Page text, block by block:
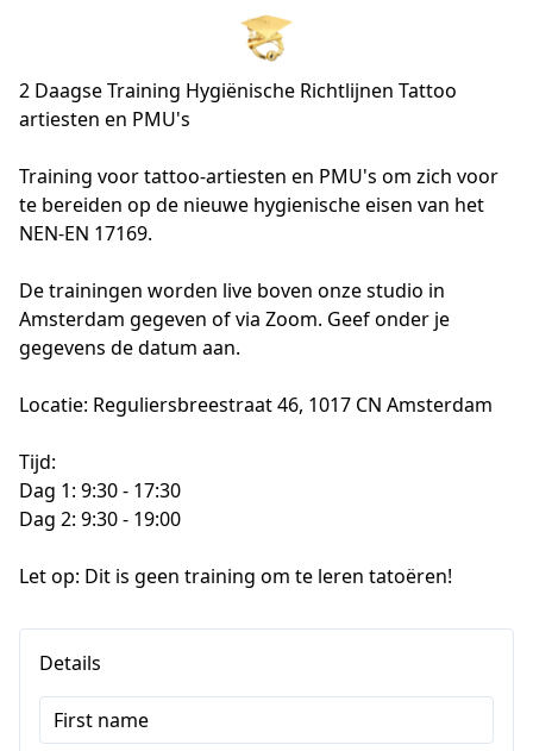
2 Daagse Training Hygiënische Richtlijnen Tattoo
artiesten en PMU's
Training voor tattoo-artiesten en PMU's om zich voor
te bereiden op de nieuwe hygienische eisen van het
NEN-EN 17169.
De trainingen worden live boven onze studio in
Amsterdam gegeven of via Zoom. Geef onder je
gegevens de datum aan.
Locatie: Reguliersbreestraat 46, 1017 CN Amsterdam
Tijd:
Dag 1: 9:30 - 17:30
Dag 2: 9:30 - 19:00
Let op: Dit is geen training om te leren tatoëren!
Details
First name